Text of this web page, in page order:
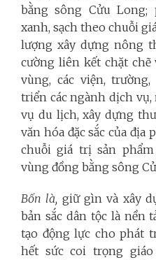
bằng sông Cửu
xanh, sạch theo chuỗi
lượng xây dựng nông
cường liên kết chặt
vùng, các viện,
triển các ngành dịch
vụ du lịch, xây dựng
văn hóa đặc sắc của địa
chuỗi giá trị sản
vùng đồng bằng sông
Bốn là, giữ gìn và xây
bản sắc dân tộc là nền
tạo động lực cho phát
hết sức coi trọng